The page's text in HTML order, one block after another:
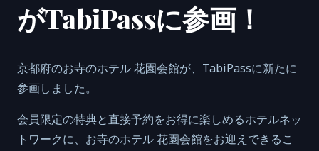
がTabiPassに参画！
京都府のお寺のホテル 花園会館が、TabiPassに新たに
参画しました。
会員限定の特典と直接予約をお得に楽しめるホテルネッ
トワークに、お寺のホテル 花園会館をお迎えできるこ